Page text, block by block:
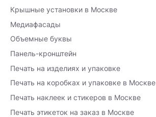
Крышные установки в Москве
Медиафасады
Объемные буквы
Панель-кронштейн
Печать на изделиях и упаковке
Печать на коробках и упаковке в Москве
Печать наклеек и стикеров в Москве
Печать этикеток на заказ в Москве